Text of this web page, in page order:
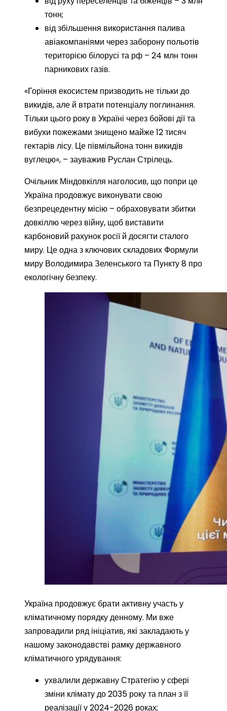
тонн;
від збільшення використання палива
авіакомпаніями через заборону польотів
територією білорусі та рф – 24 млн тонн
парникових газів.
«Горіння екосистем призводить не тільки до
викидів, але й втрати потенціалу поглинання.
Тільки цього року в Україні через бойові дії та
вибухи пожежами знищено майже 12 тисяч
гектарів лісу. Це півмільйона тонн викидів
вуглецю», – зауважив Руслан Стрілець.
Очільник Міндовкілля наголосив, що попри це
Україна продовжує виконувати свою
безпрецедентну місію – обраховувати збитки
довкіллю через війну, щоб виставити
карбоновий рахунок росії й досягти сталого
миру. Це одна з ключових складових Формули
миру Володимира Зеленського та Пункту 8 про
екологічну безпеку.
Україна продовжує брати активну участь у
кліматичному порядку денному. Ми вже
запровадили ряд ініціатив, які закладають у
нашому законодавстві рамку державного
кліматичного урядування:
ухвалили державну Стратегію у сфері
зміни клімату до 2035 року та план з її
реалізації у 2024-2026 роках;